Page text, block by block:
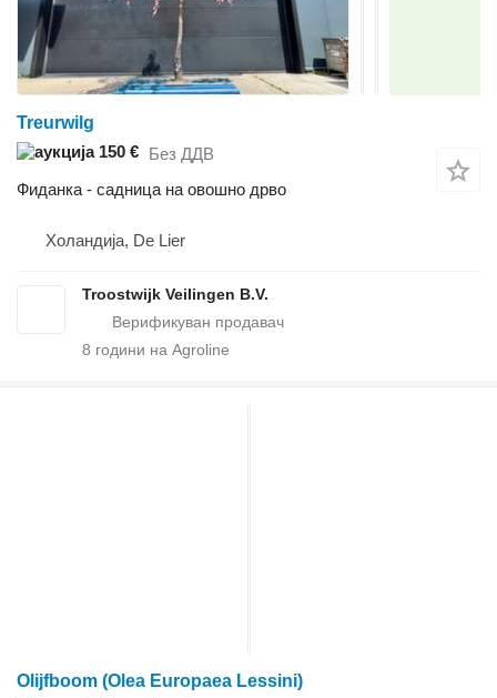
Treurwilg
150 € Без ДДВ
Фиданка - садница на овошно дрво
Холандија, De Lier
Troostwijk Veilingen B.V.
8 години на Agroline
Olijfboom (Olea Europaea Lessini)